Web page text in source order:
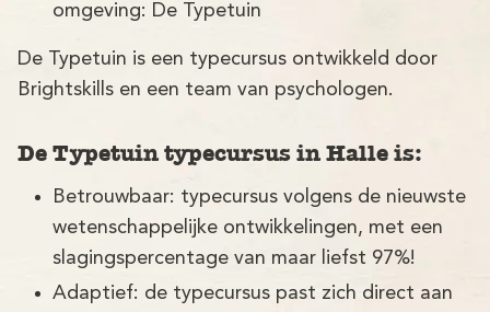
omgeving: De Typetuin
De Typetuin is een typecursus ontwikkeld door
Brightskills en een team van psychologen.
De Typetuin typecursus in Halle is:
Betrouwbaar: typecursus volgens de nieuwste
wetenschappelijke ontwikkelingen, met een
slagingspercentage van maar liefst 97%!
Adaptief: de typecursus past zich direct aan